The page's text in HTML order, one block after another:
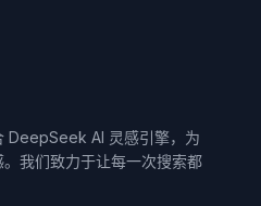
DeepSeek AI 灵感引擎，为
我们致力于让每一次搜索都